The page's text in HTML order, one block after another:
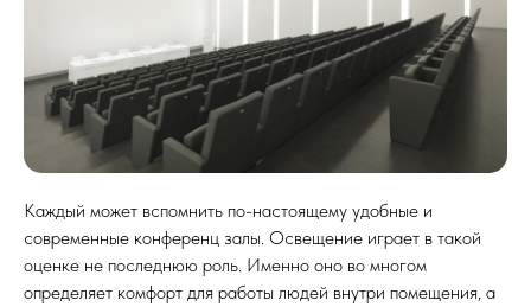
Каждый может вспомнить по-настоящему удобные и
современные конференц залы. Освещение играет в такой
оценке не последнюю роль. Именно оно во многом
определяет комфорт для работы людей внутри помещения, а